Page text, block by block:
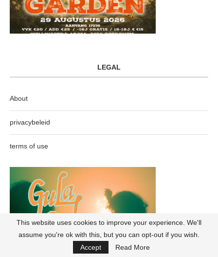
LEGAL
About
privacybeleid
terms of use
This website uses cookies to improve your experience. We'll
assume you're ok with this, but you can opt-out if you wish.
Accept
Read More